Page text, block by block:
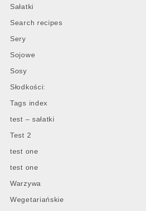
Sałatki
Search recipes
Sery
Sojowe
Sosy
Słodkości:
Tags index
test – sałatki
Test 2
test one
test one
Warzywa
Wegetariańskie